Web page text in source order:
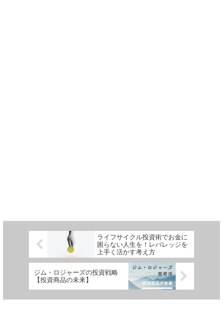
ライフサイクル投資術でお金に
困らない人生を！レバレッジを
上手く活かす考え方
ジム・ロジャーズの投資戦略
【投資商品の未来】